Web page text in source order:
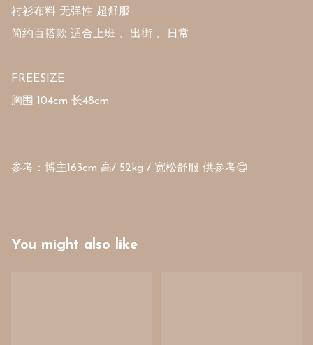
衬衫布料 无弹性 超舒服
简约百搭款 适合上班 、出街 、日常
FREESIZE
胸围 104cm 长48cm
参考：博主163cm 高/ 52kg / 宽松舒服 供参考😊
You might also like